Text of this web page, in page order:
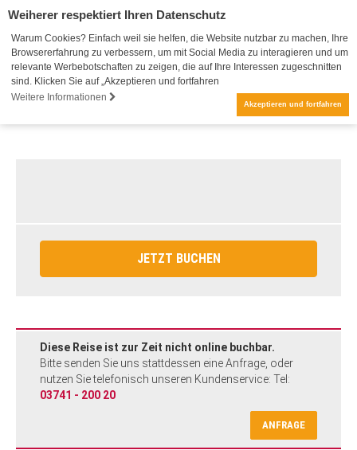
Weiherer respektiert Ihren Datenschutz
Warum Cookies? Einfach weil sie helfen, die Website nutzbar zu machen, Ihre
Browsererfahrung zu verbessern, um mit Social Media zu interagieren und um
relevante Werbebotschaften zu zeigen, die auf Ihre Interessen zugeschnitten
sind. Klicken Sie auf „Akzeptieren und fortfahren
Weitere Informationen
Akzeptieren und fortfahren
JETZT BUCHEN
Diese Reise ist zur Zeit nicht online buchbar.
Bitte senden Sie uns stattdessen eine Anfrage, oder
nutzen Sie telefonisch unseren Kundenservice: Tel:
03741 - 200 20
ANFRAGE